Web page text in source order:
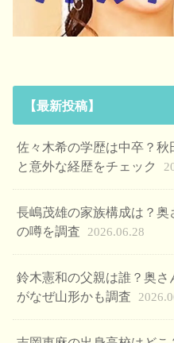
【最新投稿】
佐々木希の学歴は中卒？
と意外な経歴をチェック
長嶋茂雄の家族構成は？
の噂を調査
2026.06.28
鈴木憲和の父親は誰？奥
がなぜ山形かも調査